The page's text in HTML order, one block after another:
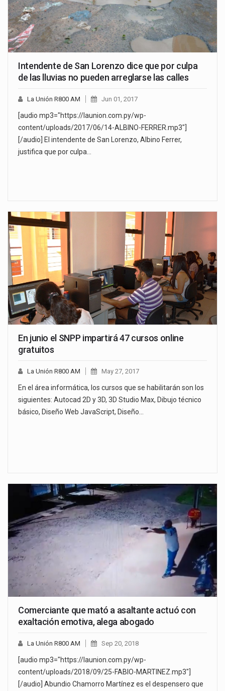
Intendente de San Lorenzo dice que por culpa
de las lluvias no pueden arreglarse las calles
La Unión R800 AM Jun 01, 2017
[audio mp3="https://launion.com.py/wp-
content/uploads/2017/06/14-ALBINO-FERRER.mp3"]
[/audio] El intendente de San Lorenzo, Albino Ferrer,
justifica que por culpa…
En junio el SNPP impartirá 47 cursos online
gratuitos
La Unión R800 AM May 27, 2017
En el área informática, los cursos que se habilitarán son los
siguientes: Autocad 2D y 3D, 3D Studio Max, Dibujo técnico
básico, Diseño Web JavaScript, Diseño…
Comerciante que mató a asaltante actuó con
exaltación emotiva, alega abogado
La Unión R800 AM Sep 20, 2018
[audio mp3="https://launion.com.py/wp-
content/uploads/2018/09/25-FABIO-MARTINEZ.mp3"]
[/audio] Abundio Chamorro Martínez es el despensero que